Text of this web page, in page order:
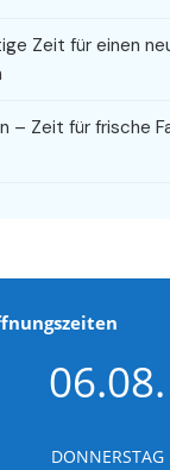
Zeit für einen
– Zeit für frische
06.08.
DONNERSTAG